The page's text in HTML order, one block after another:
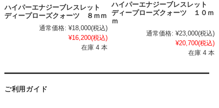
ハイパーエナジーブレスレット
ディープローズクォーツ ８ｍｍ
通常価格: ¥18,000(税込)
¥16,200(税込)
在庫 4 本
ハイパーエナジーブレスレット
ディープローズクォーツ １０ｍ
ｍ
通常価格: ¥23,000(税込)
¥20,700(税込)
在庫 4 本
ご利用ガイド